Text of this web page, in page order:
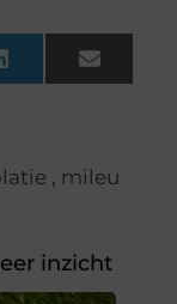
LinkedInEmail
, mileu
inzicht